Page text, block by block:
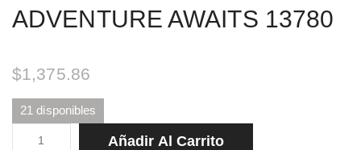
ADVENTURE AWAITS 13780
$1,375.86
21 disponibles
ROLLO
Añadir Al Carrito